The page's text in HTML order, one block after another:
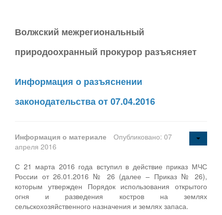
Волжский межрегиональный
природоохранный прокурор разъясняет
Информация о разъяснении
законодательства от 07.04.2016
Информация о материале
Опубликовано: 07
апреля 2016
С 21 марта 2016 года вступил в действие приказ МЧС
России от 26.01.2016 № 26 (далее – Приказ № 26),
которым утвержден Порядок использования открытого
огня и разведения костров на землях
сельскохозяйственного назначения и землях запаса.